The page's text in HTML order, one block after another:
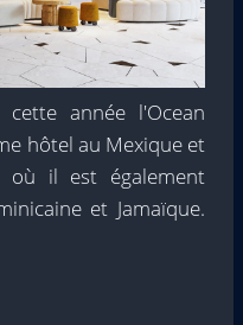
année l'Ocean
hôtel au Mexique et
où il est également
et Jamaïque.